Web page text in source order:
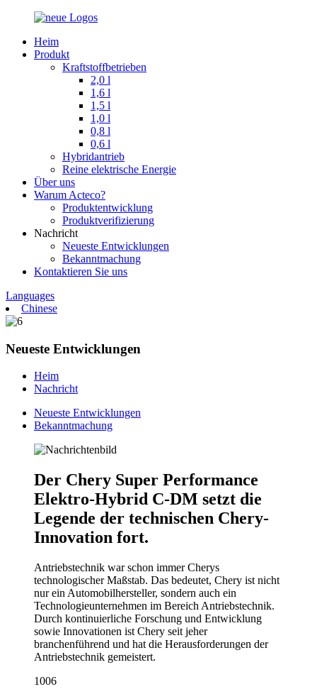
Heim
Produkt
Kraftstoffbetrieben
2,0 l
1,6 l
1,5 l
1,0 l
0,8 l
0,6 l
Hybridantrieb
Reine elektrische Energie
Über uns
Warum Acteco?
Produktentwicklung
Produktverifizierung
Nachricht
Neueste Entwicklungen
Bekanntmachung
Kontaktieren Sie uns
Languages
Chinese
Neueste Entwicklungen
Heim
Nachricht
Neueste Entwicklungen
Bekanntmachung
Der Chery Super Performance
Elektro-Hybrid C-DM setzt die
Legende der technischen Chery-
Innovation fort.
Antriebstechnik war schon immer Cherys
technologischer Maßstab. Das bedeutet, Chery ist nicht
nur ein Automobilhersteller, sondern auch ein
Technologieunternehmen im Bereich Antriebstechnik.
Durch kontinuierliche Forschung und Entwicklung
sowie Innovationen ist Chery seit jeher
branchenführend und hat die Herausforderungen der
Antriebstechnik gemeistert.
1006